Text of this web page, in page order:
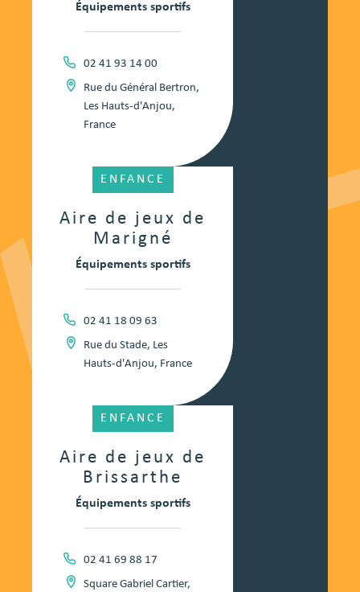
Équipements sportifs
02 41 93 14 00
Rue du Général Bertron,
Les Hauts-d'Anjou,
France
Aire de jeux de
Marigné
ENFANCE
Équipements sportifs
02 41 18 09 63
Rue du Stade, Les
Hauts-d'Anjou, France
Aire de jeux de
Brissarthe
ENFANCE
Équipements sportifs
02 41 69 88 17
Square Gabriel Cartier,